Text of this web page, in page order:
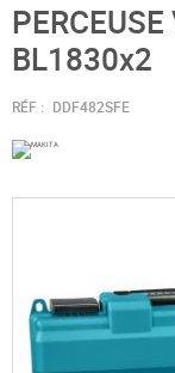
BL1830x2
RÉF : DDF482SFE
Passer